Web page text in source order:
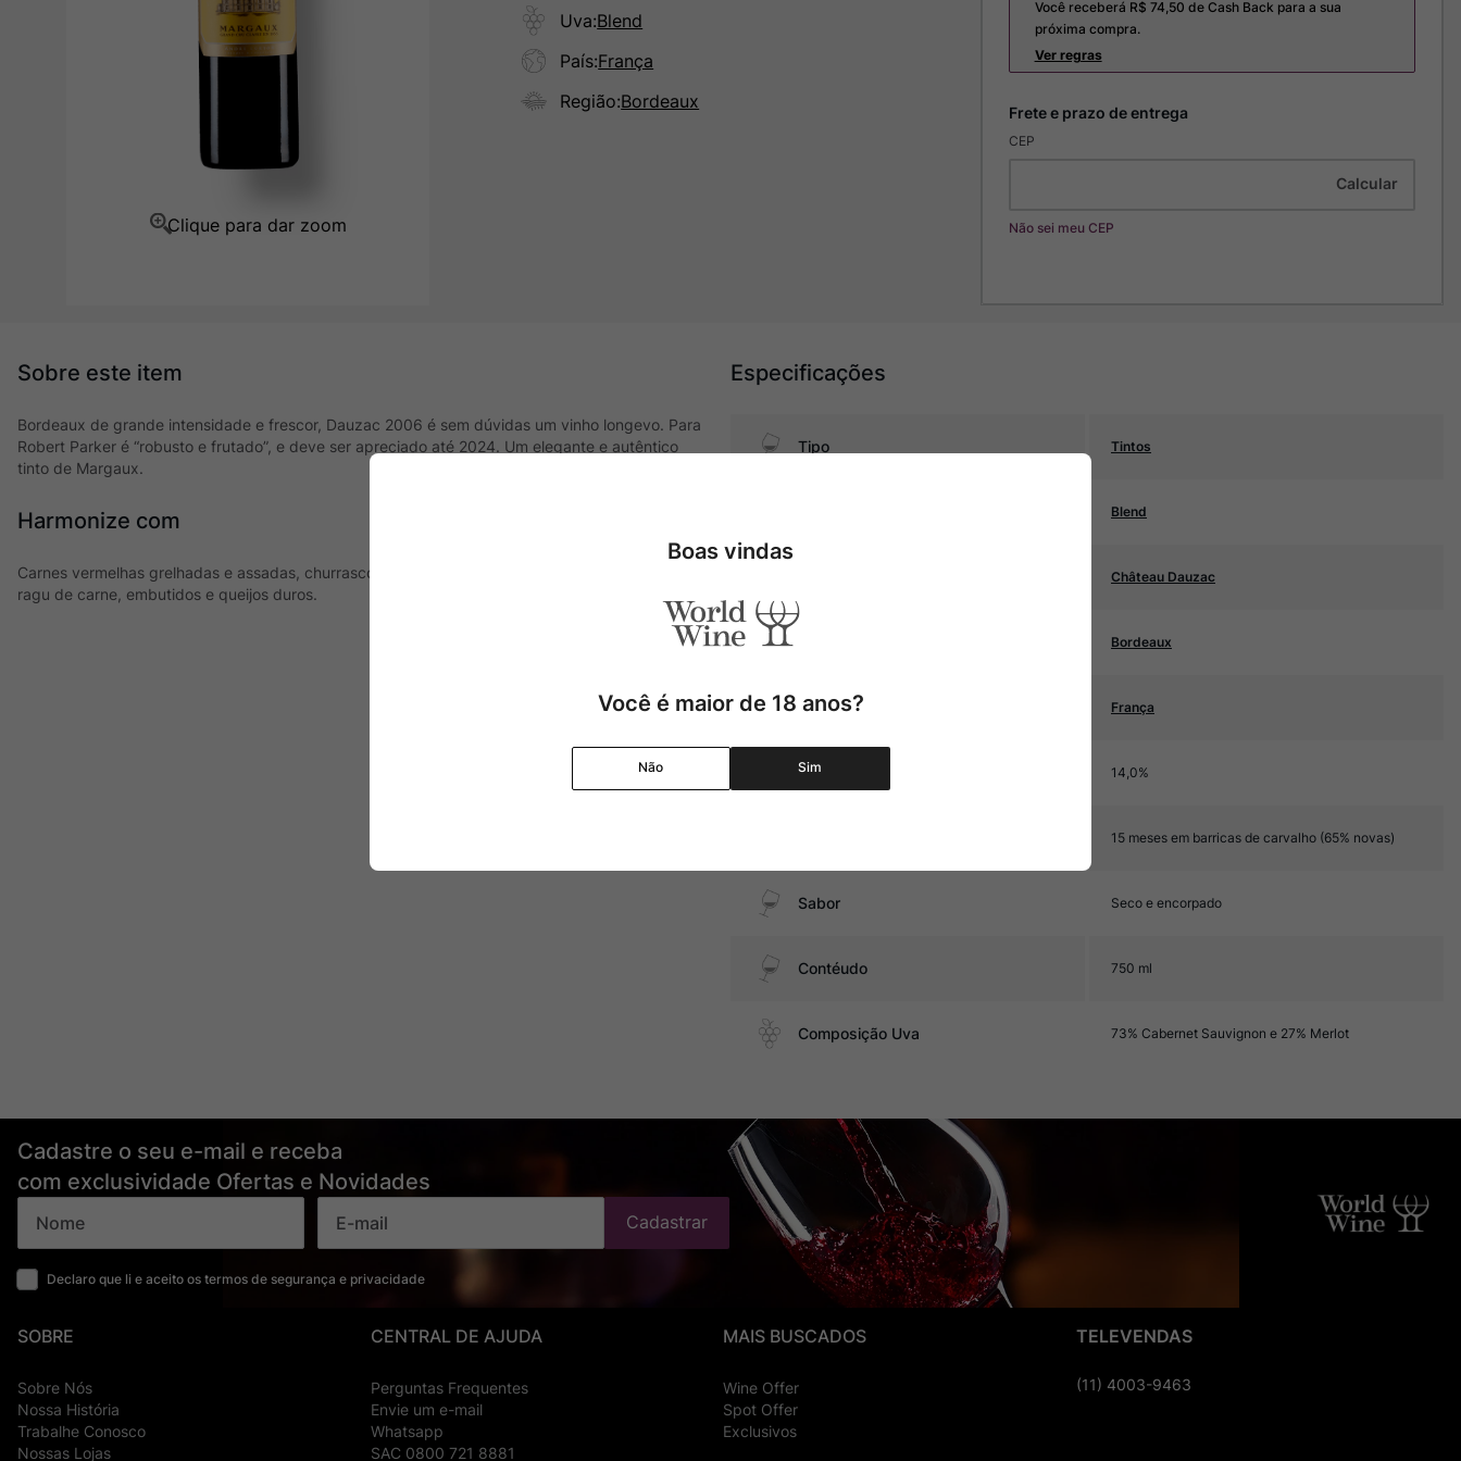
Uva:Blend
País:França
Região:Bordeaux
Você receberá R$ 74,50 de Cash Back para a sua
próxima compra.
Ver regras
CEP
Não sei meu CEP
Bordeaux de grande intensidade e frescor, Dauzac 2006 é sem dúvidas um vinho longevo. Para
Robert Parker é “robusto e frutado”, e deve ser apreciado até 2024. Um elegante e autêntico
tinto de Margaux.
Harmonize com
Carnes vermelhas grelhadas e assadas, churrasco, cordeiro, pratos com cogumelos, massas com
ragu de carne, embutidos e queijos duros.
Especificações
Tipo Tintos
Blend
Château Dauzac
Bordeaux
Pais França
Graduação Alcóolica 14,0%
15 meses em barricas de carvalho (65% novas)
Sabor Seco e encorpado
Contéudo 750 ml
Composição Uva 73% Cabernet Sauvignon e 27% Merlot
Cadastre o seu e-mail e receba
com exclusividade Ofertas e Novidades
Declaro que li e aceito os termos de segurança e privacidade
Cadastrar
SOBRE
Sobre Nós
Nossa História
Trabalhe Conosco
Nossas Lojas
CENTRAL DE AJUDA
Perguntas Frequentes
Envie um e-mail
Whatsapp
SAC 0800 721 8881
MAIS BUSCADOS
Wine Offer
Spot Offer
Exclusivos
TELEVENDAS
(11) 4003-9463
Boas vindas
Você é maior de 18 anos?
Não Sim